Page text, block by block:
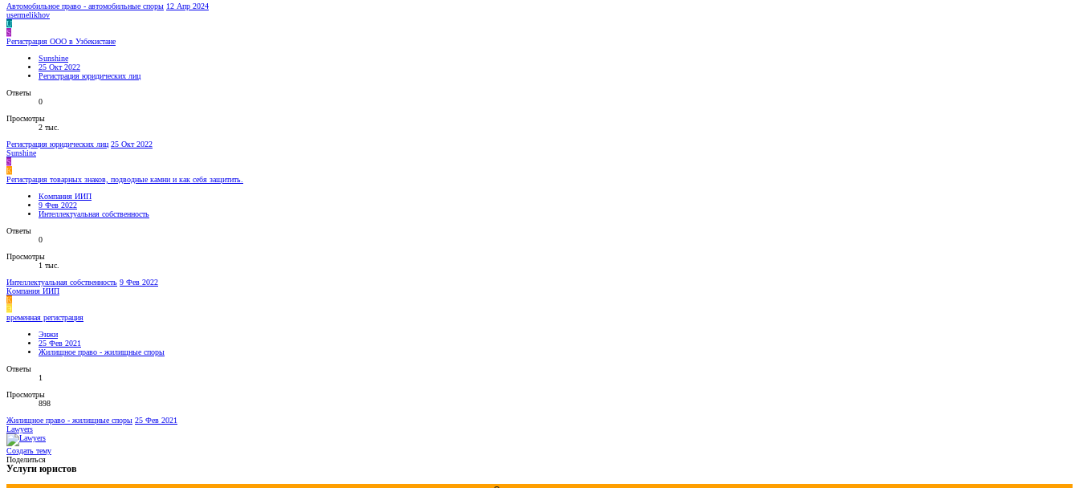
Автомобильное право - автомобильные споры 12 Апр 2024
usermelikhov
U
S
Регистрация ООО в Узбекистане
Sunshine
25 Окт 2022
Регистрация юридических лиц
Ответы
0
Просмотры
2 тыс.
Регистрация юридических лиц 25 Окт 2022
Sunshine
S
К
Регистрация товарных знаков, подводные камни и как себя защитить.
Компания ИИП
9 Фев 2022
Интеллектуальная собственность
Ответы
0
Просмотры
1 тыс.
Интеллектуальная собственность 9 Фев 2022
Компания ИИП
К
Э
временная регистрация
Энжи
25 Фев 2021
Жилищное право - жилищные споры
Ответы
1
Просмотры
898
Жилищное право - жилищные споры 25 Фев 2021
Lawyers
Создать тему
Поделиться
Услуги юристов